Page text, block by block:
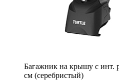
Багажник на крышу с инт.
см (серебристый)